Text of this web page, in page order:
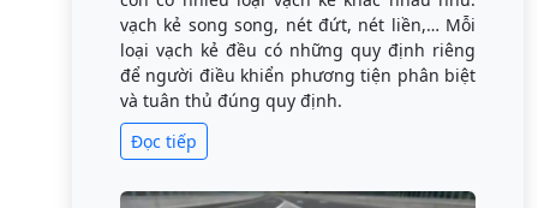
vạch kẻ song song, nét đứt, nét liền,… Mỗi
loại vạch kẻ đều có những quy định riêng
để người điều khiển phương tiện phân biệt
và tuân thủ đúng quy định.
Đọc tiếp